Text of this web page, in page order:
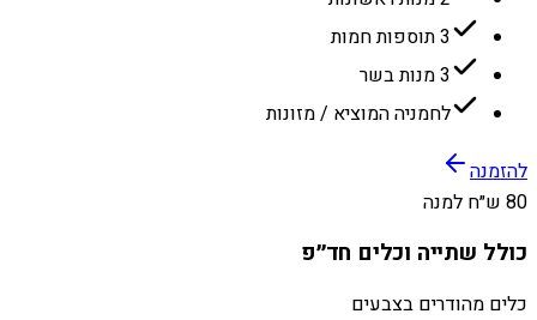
3 תוספות חמות
3 מנות בשר
לחמניה המוציא / מזונות
להזמנה
80 ש״ח למנה
כולל שתייה וכלים חד״פ
כלים מהודרים בצבעים